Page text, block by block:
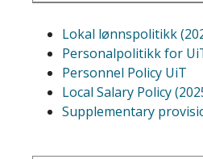
Lokal lønnspolitikk
Personalpolitikk for
Personnel Policy UiT
Local Salary Policy
Supplementary